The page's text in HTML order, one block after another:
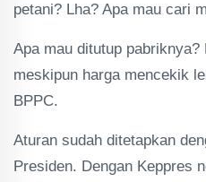
petani? Lha? Apa mau cari
Apa mau ditutup pabriknya?
meskipun harga mencekik
BPPC.
Aturan sudah ditetapkan
Presiden. Dengan Keppres